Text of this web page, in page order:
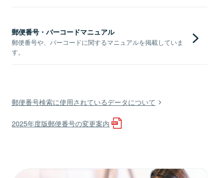
郵便番号・バーコードマニュアル
郵便番号や、バーコードに関するマニュアルを掲載していま
す。
郵便番号検索に使用されているデータについて
2025年度版郵便番号の変更案内